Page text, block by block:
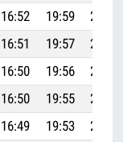
16:52 19:59
21:27
16:51 19:57
21:25
16:50 19:56
21:23
16:50 19:55
21:22
16:49 19:53
21:20